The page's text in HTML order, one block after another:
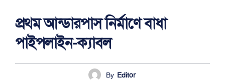
প্রথম আন্ডারপাস নির্মাণে বাধা
পাইপলাইন-ক্যাবল
By Editor